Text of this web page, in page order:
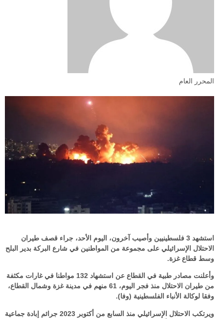
المحرر العام
استشهد 3 فلسطينيين وأصيب آخرون، اليوم الأحد، جراء قصف طيران
الاحتلال الإسرائيلي على مجموعة من المواطنين في شارع البركة بدير البلح
وسط قطاع غزة.
وأعلنت مصادر طبية في القطاع عن استشهاد 132 مواطنا في غارات مكثفة
من طيران الاحتلال منذ فجر اليوم، 61 منهم في مدينة غزة وشمال القطاع،
وفقا لوكالة الأنباء الفلسطينية (وفا).
ويرتكب الاحتلال الإسرائيلي منذ السابع من أكتوبر 2023 جرائم إبادة جماعية